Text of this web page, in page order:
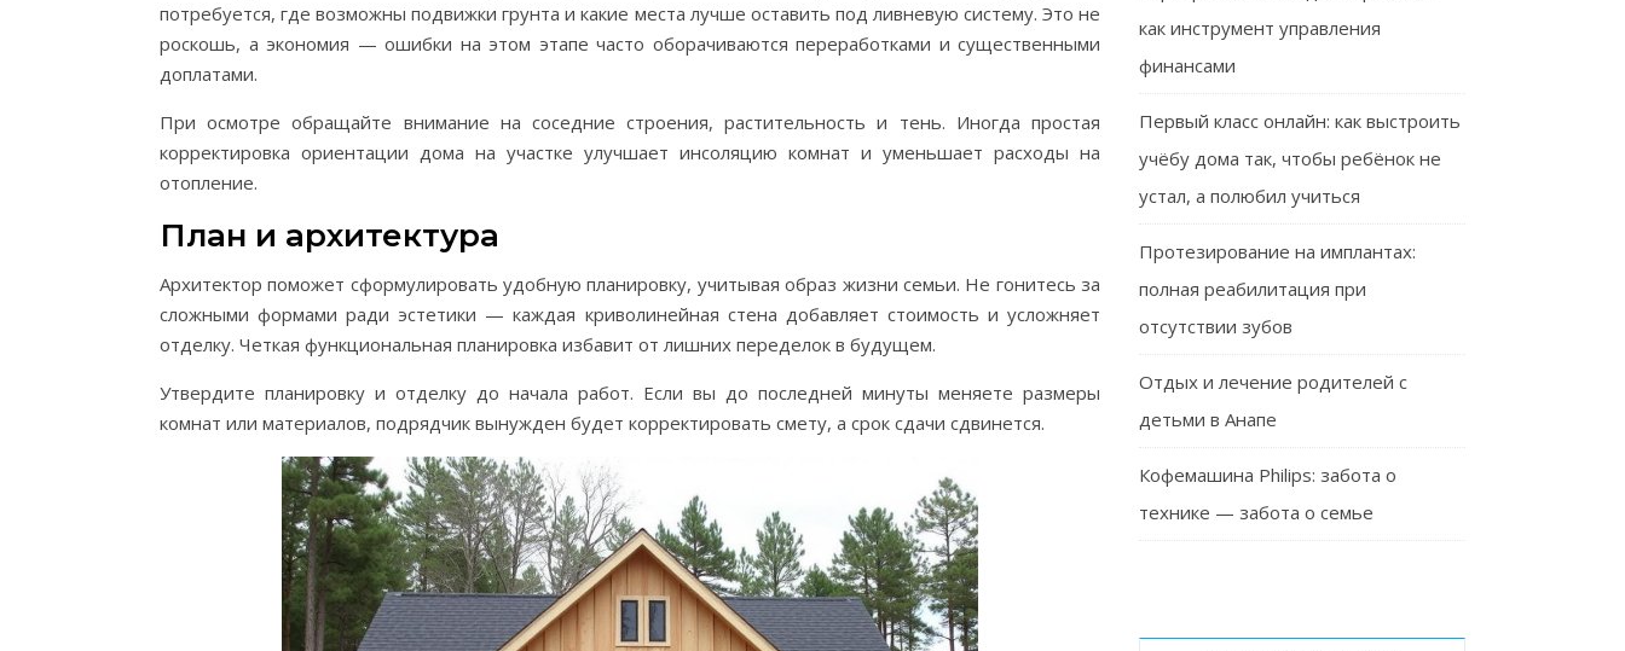
потребуется, где возможны подвижки грунта и какие места лучше оставить под ливневую систему. Это не
роскошь, а экономия — ошибки на этом этапе часто оборачиваются переработками и существенными
доплатами.
При осмотре обращайте внимание на соседние строения, растительность и тень. Иногда простая
корректировка ориентации дома на участке улучшает инсоляцию комнат и уменьшает расходы на
отопление.
План и архитектура
Архитектор поможет сформулировать удобную планировку, учитывая образ жизни семьи. Не гонитесь за
сложными формами ради эстетики — каждая криволинейная стена добавляет стоимость и усложняет
отделку. Четкая функциональная планировка избавит от лишних переделок в будущем.
Утвердите планировку и отделку до начала работ. Если вы до последней минуты меняете размеры
комнат или материалов, подрядчик вынужден будет корректировать смету, а срок сдачи сдвинется.
как инструмент управления
финансами
Первый класс онлайн: как выстроить
учёбу дома так, чтобы ребёнок не
устал, а полюбил учиться
Протезирование на имплантах:
полная реабилитация при
отсутствии зубов
Отдых и лечение родителей с
детьми в Анапе
Кофемашина Philips: забота о
технике — забота о семье